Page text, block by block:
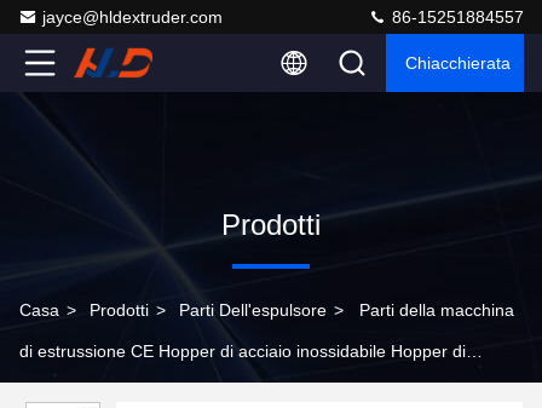
jayce@hldextruder.com 86-15251884557
Chiacchierata
Prodotti
Casa > Prodotti > Parti Dell'espulsore > Parti della macchina
di estrussione CE Hopper di acciaio inossidabile Hopper di